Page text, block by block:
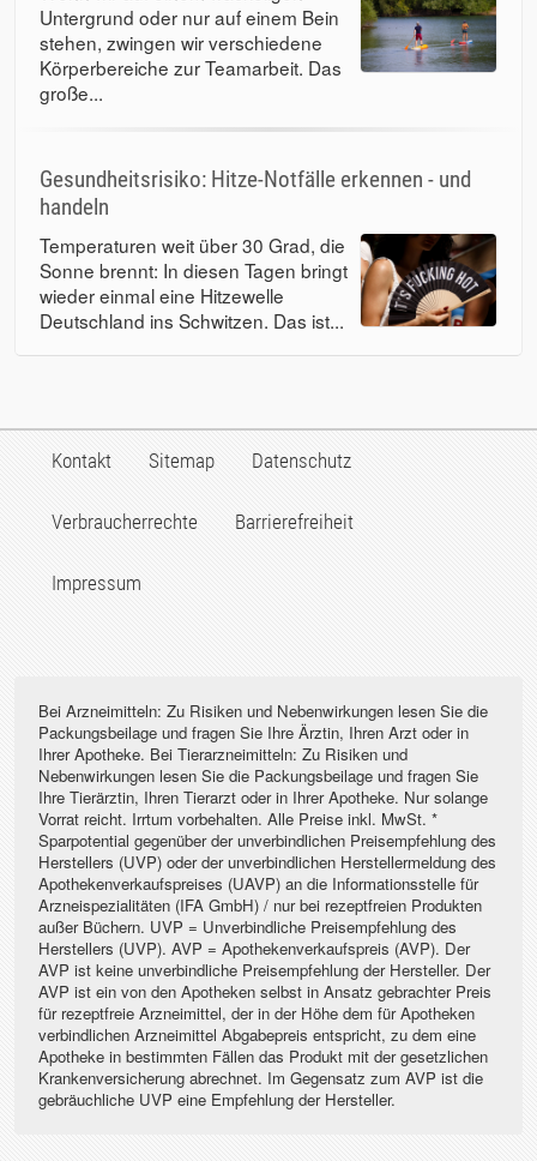
Untergrund oder nur auf einem Bein
stehen, zwingen wir verschiedene
Körperbereiche zur Teamarbeit. Das
große...
Gesundheitsrisiko: Hitze-Notfälle erkennen - und
handeln
Temperaturen weit über 30 Grad, die
Sonne brennt: In diesen Tagen bringt
wieder einmal eine Hitzewelle
Deutschland ins Schwitzen. Das ist...
Kontakt Sitemap Datenschutz
Verbraucherrechte Barrierefreiheit
Impressum
Bei Arzneimitteln: Zu Risiken und Nebenwirkungen lesen Sie die
Packungsbeilage und fragen Sie Ihre Ärztin, Ihren Arzt oder in
Ihrer Apotheke. Bei Tierarzneimitteln: Zu Risiken und
Nebenwirkungen lesen Sie die Packungsbeilage und fragen Sie
Ihre Tierärztin, Ihren Tierarzt oder in Ihrer Apotheke. Nur solange
Vorrat reicht. Irrtum vorbehalten. Alle Preise inkl. MwSt. *
Sparpotential gegenüber der unverbindlichen Preisempfehlung des
Herstellers (UVP) oder der unverbindlichen Herstellermeldung des
Apothekenverkaufspreises (UAVP) an die Informationsstelle für
Arzneispezialitäten (IFA GmbH) / nur bei rezeptfreien Produkten
außer Büchern. UVP = Unverbindliche Preisempfehlung des
Herstellers (UVP). AVP = Apothekenverkaufspreis (AVP). Der
AVP ist keine unverbindliche Preisempfehlung der Hersteller. Der
AVP ist ein von den Apotheken selbst in Ansatz gebrachter Preis
für rezeptfreie Arzneimittel, der in der Höhe dem für Apotheken
verbindlichen Arzneimittel Abgabepreis entspricht, zu dem eine
Apotheke in bestimmten Fällen das Produkt mit der gesetzlichen
Krankenversicherung abrechnet. Im Gegensatz zum AVP ist die
gebräuchliche UVP eine Empfehlung der Hersteller.